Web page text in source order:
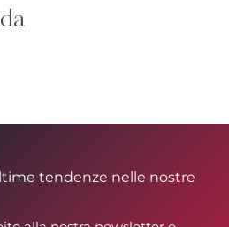
tendenze nelle nostre